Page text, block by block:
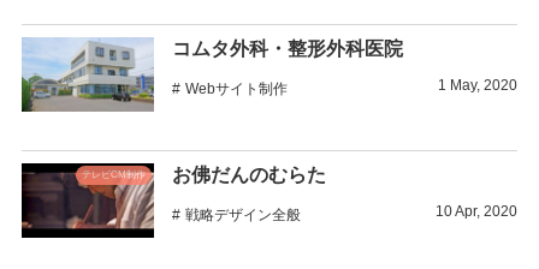
コムタ外科・整形外科医院
Webサイト制作 1 May,2020
テレビCM制作 お佛だんのむらた
戦略デザイン全般 10Apr,2020